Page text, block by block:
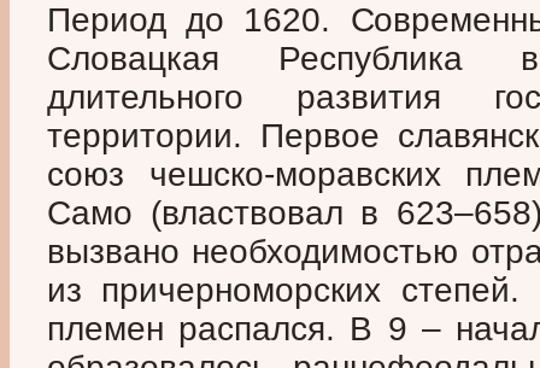
Период до 1620.
Словацкая Республика
длительного развития
территории. Первое
союз чешско-моравских
Само (властвовал в
вызвано необходимостью
из причерноморских
племен распался. В 9 –